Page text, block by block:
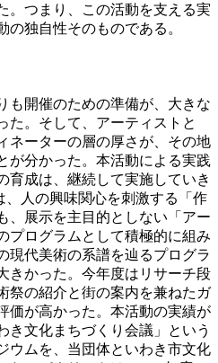
。つまり、この活動を支える実
独自性そのものである。
も開催のための準備が、大きな
た。そして、アーティストと
ネーターの層の厚さが、その地
が分かった。本活動による実践
育成は、継続して実施していき
、人の興味関心を刺激する「作
、展示を主目的としない「アー
プログラムとして積極的に組み
現代美術の系譜を辿るプログラ
きかった。今年度はリサーチ段
祭の紹介と街の案内を兼ねたガ
価が高かった。本活動の実績が
き文化まちづくり会議」という
ウムを、当団体といわき市文化